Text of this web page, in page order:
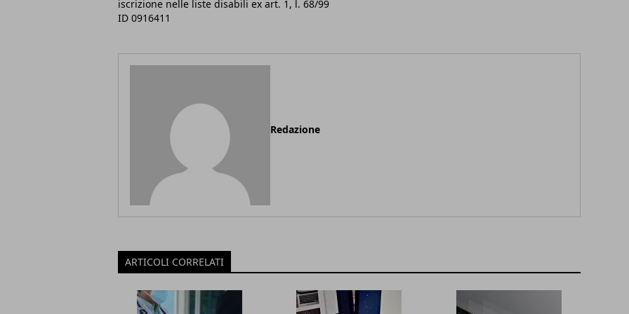
iscrizione nelle liste disabili ex art. 1, l. 68/99
ID 0916411
Redazione
ARTICOLI CORRELATI